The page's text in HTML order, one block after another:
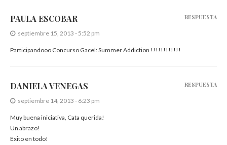
PAULA ESCOBAR
septiembre 15, 2013 - 5:52 pm
Participandooo Concurso Gacel: Summer Addiction !!!!!!!!!!!!
RESPUESTA
DANIELA VENEGAS
septiembre 14, 2013 - 6:23 pm
Muy buena iniciativa, Cata querida!
Un abrazo!
Exito en todo!
RESPUESTA